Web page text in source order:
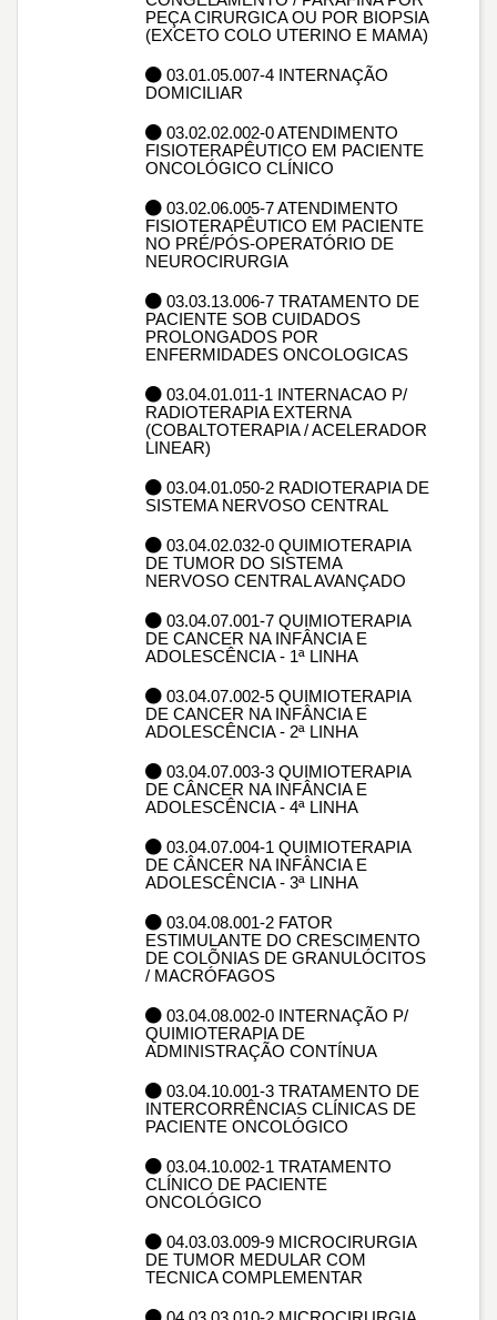
PEÇA CIRURGICA OU POR BIOPSIA
(EXCETO COLO UTERINO E MAMA)
03.01.05.007-4 INTERNAÇÃO
DOMICILIAR
03.02.02.002-0 ATENDIMENTO
FISIOTERAPÊUTICO EM PACIENTE
ONCOLÓGICO CLÍNICO
03.02.06.005-7 ATENDIMENTO
FISIOTERAPÊUTICO EM PACIENTE
NO PRÉ/PÓS-OPERATÓRIO DE
NEUROCIRURGIA
03.03.13.006-7 TRATAMENTO DE
PACIENTE SOB CUIDADOS
PROLONGADOS POR
ENFERMIDADES ONCOLOGICAS
03.04.01.011-1 INTERNACAO P/
RADIOTERAPIA EXTERNA
(COBALTOTERAPIA / ACELERADOR
LINEAR)
03.04.01.050-2 RADIOTERAPIA DE
SISTEMA NERVOSO CENTRAL
03.04.02.032-0 QUIMIOTERAPIA
DE TUMOR DO SISTEMA
NERVOSO CENTRAL AVANÇADO
03.04.07.001-7 QUIMIOTERAPIA
DE CANCER NA INFÂNCIA E
ADOLESCÊNCIA - 1ª LINHA
03.04.07.002-5 QUIMIOTERAPIA
DE CANCER NA INFÂNCIA E
ADOLESCÊNCIA - 2ª LINHA
03.04.07.003-3 QUIMIOTERAPIA
DE CÂNCER NA INFÂNCIA E
ADOLESCÊNCIA - 4ª LINHA
03.04.07.004-1 QUIMIOTERAPIA
DE CÂNCER NA INFÂNCIA E
ADOLESCÊNCIA - 3ª LINHA
03.04.08.001-2 FATOR
ESTIMULANTE DO CRESCIMENTO
DE COLÕNIAS DE GRANULÓCITOS
/ MACRÓFAGOS
03.04.08.002-0 INTERNAÇÃO P/
QUIMIOTERAPIA DE
ADMINISTRAÇÃO CONTÍNUA
03.04.10.001-3 TRATAMENTO DE
INTERCORRÊNCIAS CLÍNICAS DE
PACIENTE ONCOLÓGICO
03.04.10.002-1 TRATAMENTO
CLÍNICO DE PACIENTE
ONCOLÓGICO
04.03.03.009-9 MICROCIRURGIA
DE TUMOR MEDULAR COM
TECNICA COMPLEMENTAR